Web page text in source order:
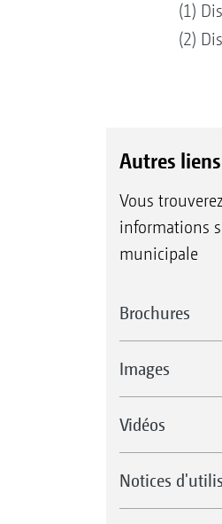
(1)
(2)
Autres liens
Vous
informations
municipale
Brochures
Images
Vidéos
Notices